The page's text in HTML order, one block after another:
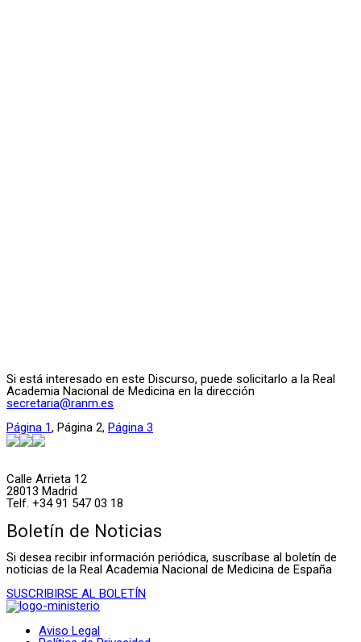
Si está interesado en este Discurso, puede solicitarlo a la Real
Academia Nacional de Medicina en la dirección
secretaria@ranm.es
Página 1, Página 2, Página 3
Calle Arrieta 12
28013 Madrid
Telf. +34 91 547 03 18
Boletín de Noticias
Si desea recibir información periódica, suscríbase al boletín de
noticias de la Real Academia Nacional de Medicina de España
SUSCRIBIRSE AL BOLETÍN
Aviso Legal